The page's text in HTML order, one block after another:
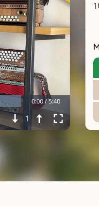
0:00 / 5:40
1